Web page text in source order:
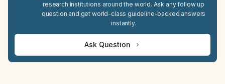
research institutions around the world. Ask any follow up
question and get world-class guideline-backed answers
instantly.
Ask Question